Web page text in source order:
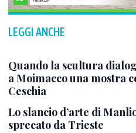
LEGGI ANCHE
Quando la scultura
a Moimacco una mostra
Ceschia
Lo slancio d’arte di
sprecato da Trieste